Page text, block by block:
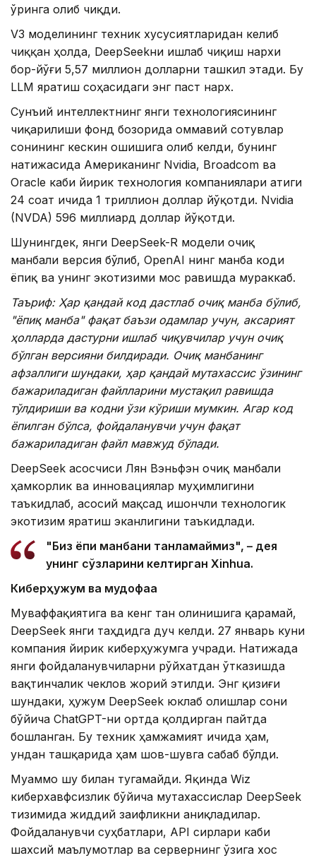
ўринга олиб чиқди.
V3 моделининг техник хусусиятларидан келиб
чиққан ҳолда, DeepSeekни ишлаб чиқиш нархи
бор-йўғи 5,57 миллион долларни ташкил этади. Бу
LLM яратиш соҳасидаги энг паст нарх.
Сунъий интеллектнинг янги технологиясининг
чиқарилиши фонд бозорида оммавий сотувлар
сонининг кескин ошишига олиб келди, бунинг
натижасида Американинг Nvidia, Broadcom ва
Oracle каби йирик технология компаниялари атиги
24 соат ичида 1 триллион доллар йўқотди. Nvidia
(NVDA) 596 миллиард доллар йўқотди.
Шунингдек, янги DeepSeek-R модели очиқ
манбали версия бўлиб, OpenAI нинг манба коди
ёпиқ ва унинг экотизими мос равишда мураккаб.
Таъриф: Ҳар қандай код дастлаб очиқ манба бўлиб,
"ёпиқ манба" фақат баъзи одамлар учун, аксарият
ҳолларда дастурни ишлаб чиқувчилар учун очиқ
бўлган версияни билдиради. Очиқ манбанинг
афзаллиги шундаки, ҳар қандай мутахассис ўзининг
бажариладиган файлларини мустақил равишда
тўлдириши ва кодни ўзи кўриши мумкин. Агар код
ёпилган бўлса, фойдаланувчи учун фақат
бажариладиган файл мавжуд бўлади.
DeepSeek асосчиси Лян Вэньфэн очиқ манбали
ҳамкорлик ва инновациялар муҳимлигини
таъкидлаб, асосий мақсад ишончли технологик
экотизим яратиш эканлигини таъкидлади.
"Биз ёпиқ манбани танламаймиз", – дея
унинг сўзларини келтирган Xinhua.
Киберҳужум ва мудофаа
Муваффақиятига ва кенг тан олинишига қарамай,
DeepSeek янги таҳдидга дуч келди. 27 январь куни
компания йирик киберҳужумга учради. Натижада
янги фойдаланувчиларни рўйхатдан ўтказишда
вақтинчалик чеклов жорий этилди. Энг қизиғи
шундаки, ҳужум DeepSeek юклаб олишлар сони
бўйича ChatGPT-ни ортда қолдирган пайтда
бошланган. Бу техник ҳамжамият ичида ҳам,
ундан ташқарида ҳам шов-шувга сабаб бўлди.
Муаммо шу билан тугамайди. Яқинда Wiz
киберхавфсизлик бўйича мутахассислар DeepSeek
тизимида жиддий заифликни аниқладилар.
Фойдаланувчи суҳбатлари, API сирлари каби
шахсий маълумотлар ва сервернинг ўзига хос